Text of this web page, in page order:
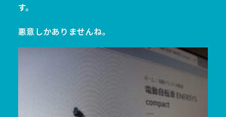
す。
悪意しかありませんね。